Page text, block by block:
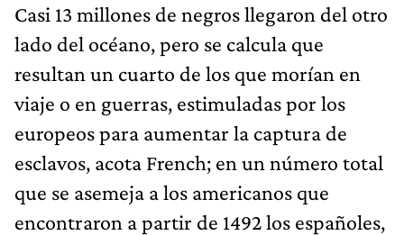
Casi 13 millones de negros llegaron del otro
lado del océano, pero se calcula que
resultan un cuarto de los que morían en
viaje o en guerras, estimuladas por los
europeos para aumentar la captura de
esclavos, acota French; en un número total
que se asemeja a los americanos que
encontraron a partir de 1492 los españoles,